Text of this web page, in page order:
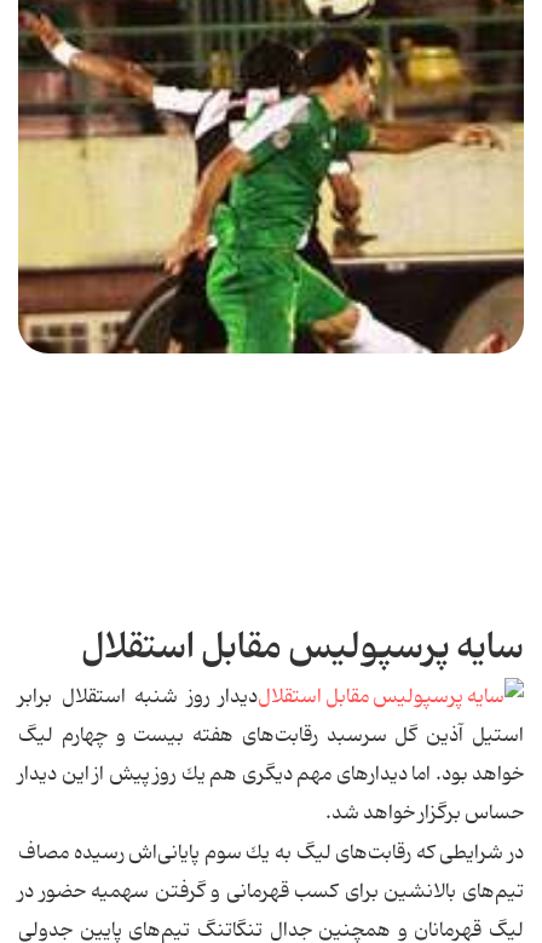
سایه پرسپولیس مقابل استقلال
دیدار روز شنبه استقلال برابر
استیل آذین گل سرسبد رقابت‌های هفته بیست و چهارم لیگ
خواهد بود. اما دیدارهای مهم دیگری هم یك روز پیش از این دیدار
حساس برگزار خواهد شد.
در شرایطی كه رقابت‌های لیگ به یك سوم پایانی‌اش رسیده مصاف
تیم‌های بالانشین برای كسب قهرمانی و گرفتن سهمیه حضور در
لیگ قهرمانان و همچنین جدال تنگاتنگ تیم‌های پایین جدولی